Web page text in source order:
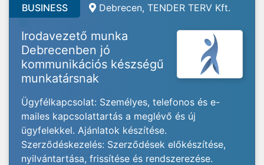
BUSINESS Debrecen, TENDER TERV Kft.
Irodavezető munka
Debrecenben jó
kommunikációs készségű
munkatársnak
Ügyfélkapcsolat: Személyes, telefonos és e-
mailes kapcsolattartás a meglévő és új
ügyfelekkel. Ajánlatok készítése.
Szerződéskezelés: Szerződések előkészítése,
nyilvántartása, frissítése és rendszerezése.